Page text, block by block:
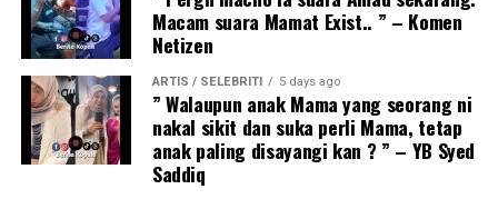
Macam suara Mamat Exist.. ” – Komen
Netizen
ARTIS / SELEBRITI 5 days ago
” Walaupun anak Mama yang seorang ni
nakal sikit dan suka perli Mama, tetap
anak paling disayangi kan ? ” – YB Syed
Saddiq